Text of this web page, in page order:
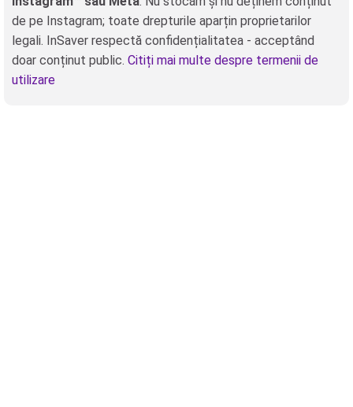
de pe Instagram; toate drepturile aparțin proprietarilor
legali. InSaver respectă confidențialitatea - acceptând
doar conținut public. Citiți mai multe despre termenii de
utilizare